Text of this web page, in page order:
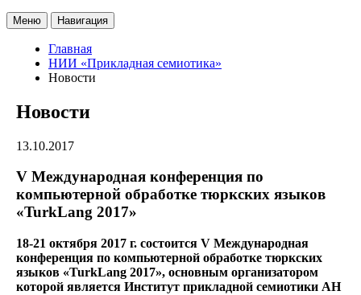
Меню Навигация
Главная
НИИ «Прикладная семиотика»
Новости
Новости
13.10.2017
V Международная конференция по
компьютерной обработке тюркских языков
«TurkLang 2017»
18-21 октября 2017 г. состоится V Международная
конференция по компьютерной обработке тюркских
языков «TurkLang 2017», основным организатором
которой является Институт прикладной семиотики АН